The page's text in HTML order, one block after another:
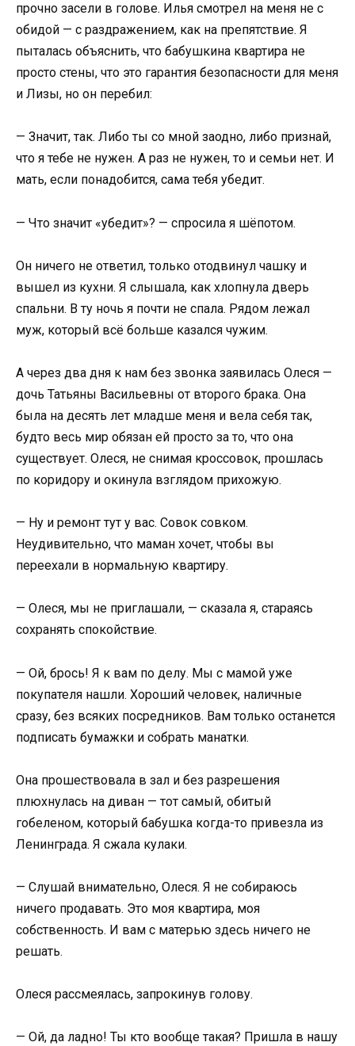
прочно засели в голове. Илья смотрел на меня не с
обидой — с раздражением, как на препятствие. Я
пыталась объяснить, что бабушкина квартира не
просто стены, что это гарантия безопасности для меня
и Лизы, но он перебил:
— Значит, так. Либо ты со мной заодно, либо признай,
что я тебе не нужен. А раз не нужен, то и семьи нет. И
мать, если понадобится, сама тебя убедит.
— Что значит «убедит»? — спросила я шёпотом.
Он ничего не ответил, только отодвинул чашку и
вышел из кухни. Я слышала, как хлопнула дверь
спальни. В ту ночь я почти не спала. Рядом лежал
муж, который всё больше казался чужим.
А через два дня к нам без звонка заявилась Олеся —
дочь Татьяны Васильевны от второго брака. Она
была на десять лет младше меня и вела себя так,
будто весь мир обязан ей просто за то, что она
существует. Олеся, не снимая кроссовок, прошлась
по коридору и окинула взглядом прихожую.
— Ну и ремонт тут у вас. Совок совком.
Неудивительно, что маман хочет, чтобы вы
переехали в нормальную квартиру.
— Олеся, мы не приглашали, — сказала я, стараясь
сохранять спокойствие.
— Ой, брось! Я к вам по делу. Мы с мамой уже
покупателя нашли. Хороший человек, наличные
сразу, без всяких посредников. Вам только останется
подписать бумажки и собрать манатки.
Она прошествовала в зал и без разрешения
плюхнулась на диван — тот самый, обитый
гобеленом, который бабушка когда-то привезла из
Ленинграда. Я сжала кулаки.
— Слушай внимательно, Олеся. Я не собираюсь
ничего продавать. Это моя квартира, моя
собственность. И вам с матерью здесь ничего не
решать.
Олеся рассмеялась, запрокинув голову.
— Ой, да ладно! Ты кто вообще такая? Пришла в нашу